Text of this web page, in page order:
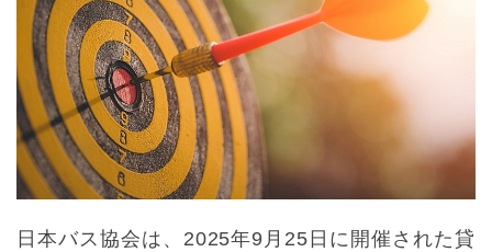
日本バス協会は、2025年9月25日に開催された貸